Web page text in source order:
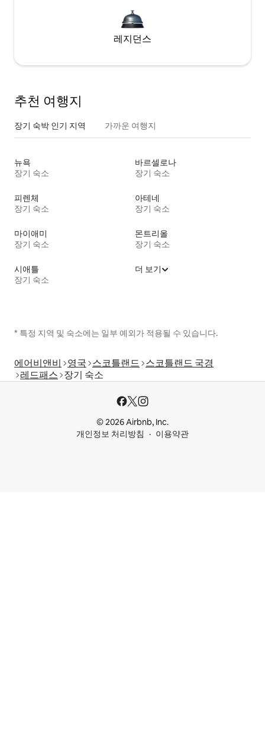
레지던스
추천 여행지
장기 숙박 인기 지역 가까운 여행지
뉴욕
장기 숙소
바르셀로나
장기 숙소
피렌체
장기 숙소
아테네
장기 숙소
마이애미
장기 숙소
몬트리올
장기 숙소
시애틀
장기 숙소
더 보기
* 특정 지역 및 숙소에는 일부 예외가 적용될 수 있습니다.
에어비앤비 영국 스코틀랜드 스코틀랜드 국경
레드패스 장기 숙소
© 2026 Airbnb, Inc.
개인정보 처리방침
이용약관